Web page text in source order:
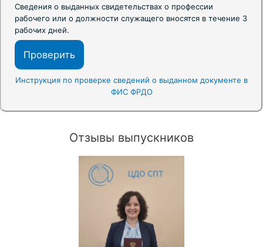
Сведения о выданных свидетельствах о профессии
рабочего или о должности служащего вносятся в течение 3
рабочих дней.
Проверить
Инструкция по проверке сведений о выданном документе в
ФИС ФРДО
Отзывы выпускников